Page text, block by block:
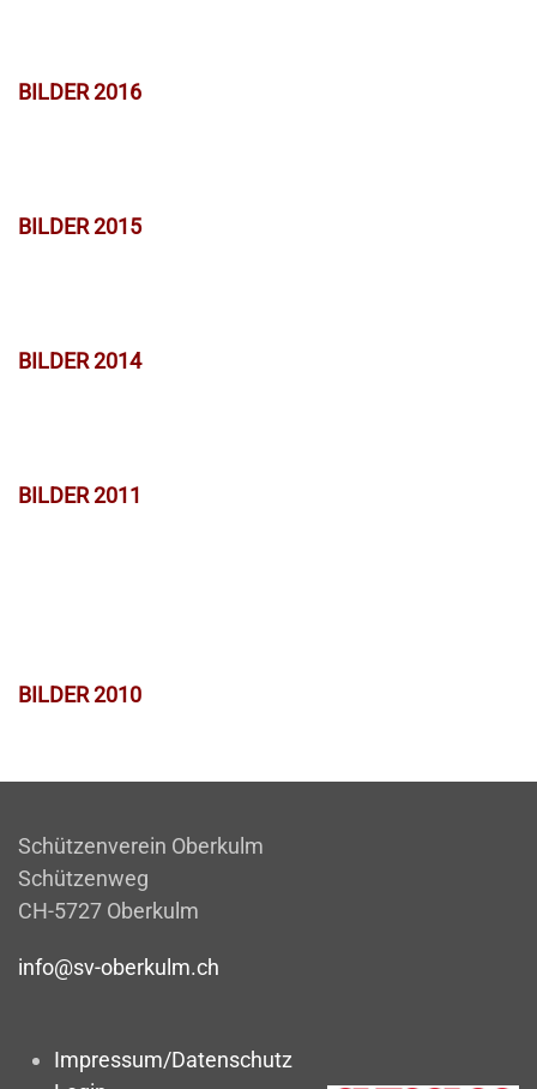
BILDER 2016
BILDER 2015
BILDER 2014
BILDER 2011
BILDER 2010
Schützenverein Oberkulm
Schützenweg
CH-5727 Oberkulm
info@sv-oberkulm.ch
Impressum/Datenschutz